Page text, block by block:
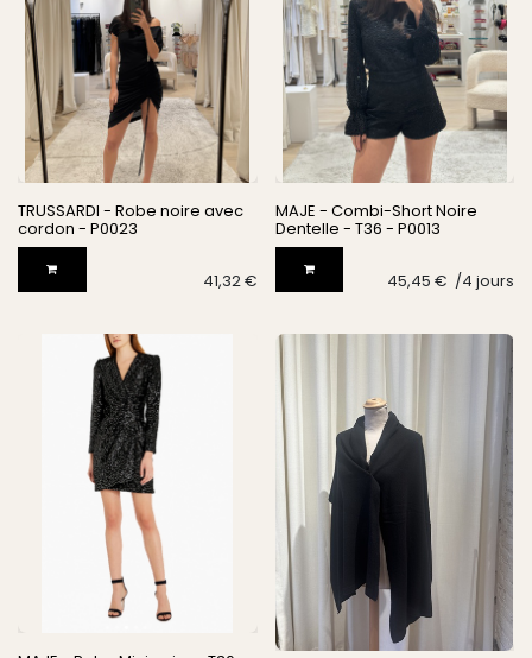
TRUSSARDI - Robe noire avec
cordon - P0023
41,32€
MAJE - Combi-Short Noire
Dentelle - T36 - P0013
45,45 € /​4 jours